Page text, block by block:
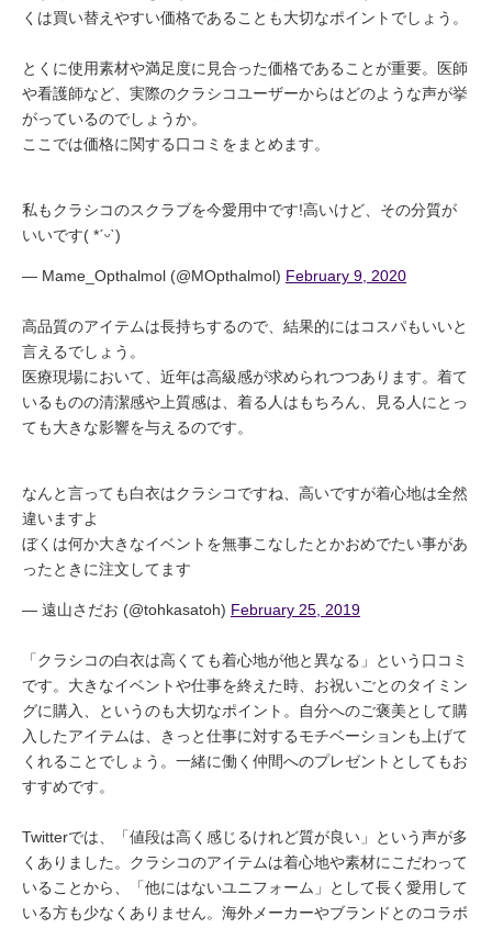
くは買い替えやすい価格であることも大切なポイントでしょう。
とくに使用素材や満足度に見合った価格であることが重要。医師
や看護師など、実際のクラシコユーザーからはどのような声が挙
がっているのでしょうか。
ここでは価格に関する口コミをまとめます。
私もクラシコのスクラブを今愛用中です!高いけど、その分質が
いいです( *ˊᵕˋ)
— Mame_Opthalmol (@MOpthalmol) February 9, 2020
高品質のアイテムは長持ちするので、結果的にはコスパもいいと
言えるでしょう。
医療現場において、近年は高級感が求められつつあります。着て
いるものの清潔感や上質感は、着る人はもちろん、見る人にとっ
ても大きな影響を与えるのです。
なんと言っても白衣はクラシコですね、高いですが着心地は全然
違いますよ
ぼくは何か大きなイベントを無事こなしたとかおめでたい事があ
ったときに注文してます
— 遠山さだお (@tohkasatoh) February 25, 2019
「クラシコの白衣は高くても着心地が他と異なる」という口コミ
です。大きなイベントや仕事を終えた時、お祝いごとのタイミン
グに購入、というのも大切なポイント。自分へのご褒美として購
入したアイテムは、きっと仕事に対するモチベーションも上げて
くれることでしょう。一緒に働く仲間へのプレゼントとしてもお
すすめです。
Twitterでは、「値段は高く感じるけれど質が良い」という声が多
くありました。クラシコのアイテムは着心地や素材にこだわって
いることから、「他にはないユニフォーム」として長く愛用して
いる方も少なくありません。海外メーカーやブランドとのコラボ